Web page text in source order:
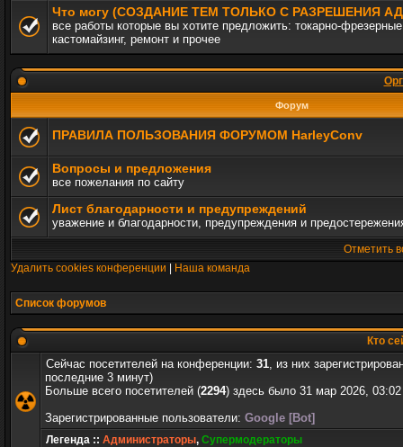
Что могу (СОЗДАНИЕ ТЕМ ТОЛЬКО С РАЗРЕШЕНИЯ
все работы которые вы хотите предложить: токарно-
кастомайзинг, ремонт и прочее
Форум
ПРАВИЛА ПОЛЬЗОВАНИЯ ФОРУМОМ HarleyConv
Вопросы и предложения
все пожелания по сайту
Лист благодарности и предупреждений
уважение и благодарности, предупреждения и
Отметить
Удалить cookies конференции
Наша команда
Список форумов
Кто
Сейчас посетителей на конференции: 31, из них
последние 3 минут)
Больше всего посетителей (2294) здесь было 31 мар 2026, 03:02
Зарегистрированные пользователи: Google [Bot]
Легенда :: Администраторы, Супермодераторы